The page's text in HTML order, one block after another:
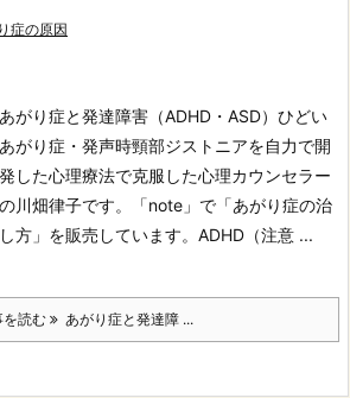
症の原因
あがり症と発達障害（ADHD・ASD） ひどい
あがり症・発声時頸部ジストニアを自力で開
発した心理療法で克服した心理カウンセラー
の川畑律子です。
「note」で「あがり症の治
し方」を販売しています。 ADHD（注意 ...
を読む あがり症と発達障 ...